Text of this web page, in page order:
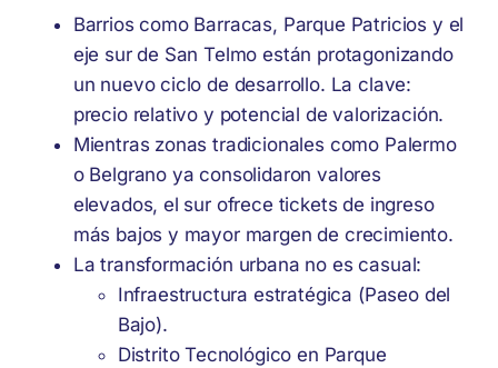
Barrios como Barracas, Parque Patricios y el
eje sur de San Telmo están protagonizando
un nuevo ciclo de desarrollo. La clave:
precio relativo y potencial de valorización.
Mientras zonas tradicionales como Palermo
o Belgrano ya consolidaron valores
elevados, el sur ofrece tickets de ingreso
más bajos y mayor margen de crecimiento.
La transformación urbana no es casual:
Infraestructura estratégica (Paseo del
Bajo).
Distrito Tecnológico en Parque